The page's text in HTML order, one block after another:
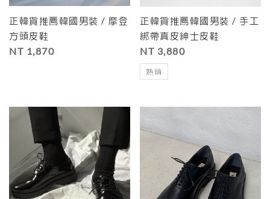
正韓貨推薦韓國男裝 / 摩登
方頭皮鞋
NT 1,870
正韓貨推薦韓國男裝 / 手工
綁帶真皮紳士皮鞋
NT 3,880
熱銷